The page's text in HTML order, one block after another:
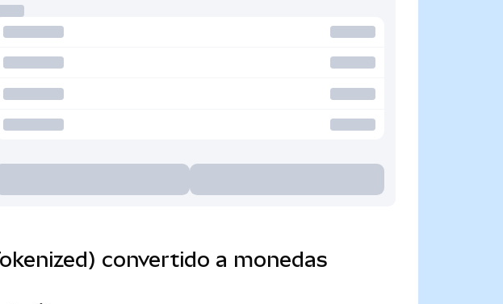
convertido a monedas